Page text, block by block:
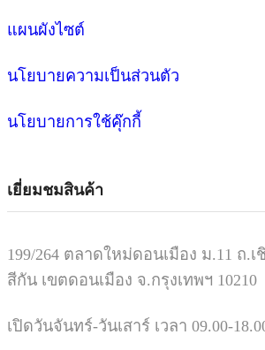
แผนผังไซต์
นโยบายความเป็นส่วนตัว
นโยบายการใช้คุ๊กกี้
เยี่ยมชมสินค้า
199/264 ตลาดใหม่ดอนเมือง ม.11 ถ.
สีกัน เขตดอนเมือง จ.กรุงเทพฯ 10210
เปิดวันจันทร์-วันเสาร์ เวลา 09.00-